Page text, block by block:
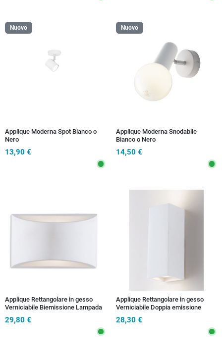
Nuovo
Applique Moderna Spot Bianco o
Nero
13,90 €
Nuovo
Applique Moderna Snodabile
Bianco o Nero
14,50 €
Applique Rettangolare in gesso
Verniciabile Biemissione Lampada
G9
29,80 €
Applique Rettangolare in gesso
Verniciabile Doppia emissione
stanze 2xGU10
28,30 €